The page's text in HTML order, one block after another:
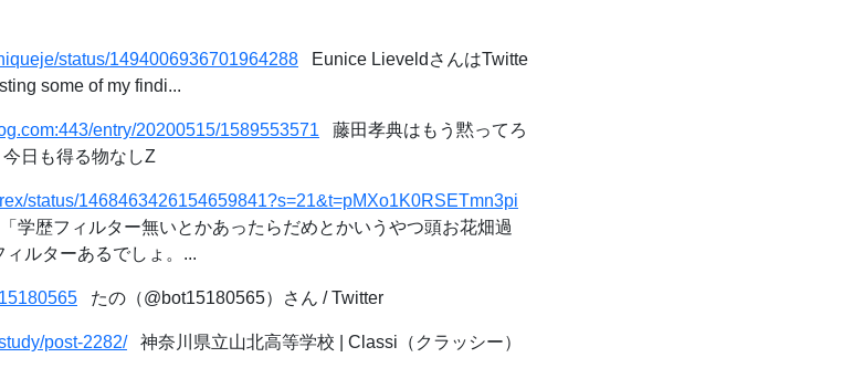
status/1494006936701964288 Eunice LieveldさんはTwitte
some of my findi...
entry/20200515/1589553571 藤田孝典はもう黙ってろ
日も得る物なしZ
status/1468463426154659841?s=21&t=pMXo1K0RSETmn3pi
学歴フィルター無いとかあったらだめとかいうやつ頭お花畑過
ルターあるでしょ。...
たの（@bot15180565）さん / Twitter
post-2282/神奈川県立山北高等学校 | Classi（クラッシー）